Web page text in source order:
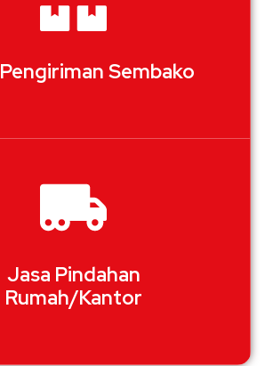
Sembako
Jasa Pindahan
Rumah/Kantor